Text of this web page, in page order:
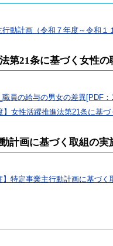
動計画（令和７年度～令和１
第21条に基づく女性
職員の給与の男女の差異[PDF：
】女性活躍推進法第21条に基
計画に基づく取組の実
】特定事業主行動計画に基づ